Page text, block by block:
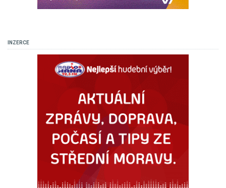
INZERCE